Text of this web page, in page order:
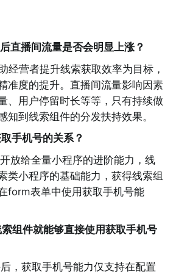
直播间流量是否会明显上涨？
经营者提升线索获取效率为目标，
准度的提升。直播间流量影响因素
、用户停留时长等等，只有持续做
知到线索组件的分发扶持效果。
手机号的关系？
放给全量小程序的进阶能力，线
类小程序的基础能力，获得线索组
form表单中使用获取手机号能
组件就能够直接使用获取手机号
，获取手机号能力仅支持在配置